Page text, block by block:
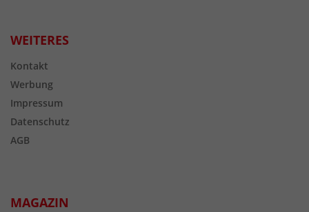
WEITERES
Kontakt
Werbung
Impressum
Datenschutz
AGB
MAGAZIN